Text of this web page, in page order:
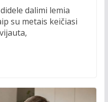
dalimi lemia
su metais keičiasi